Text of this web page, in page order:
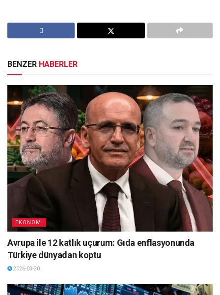
BENZER HABERLER
EKONOMI
Avrupa ile 12 katlık uçurum: Gıda enflasyonunda
Türkiye dünyadan koptu
2026-03-30